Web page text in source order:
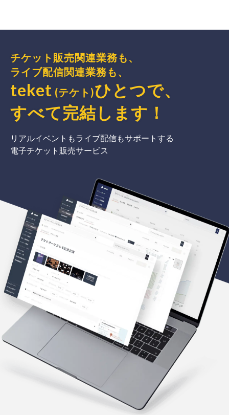
チケット販売関連業務も、
ライブ配信関連業務も、
teket (テケト)ひとつで、
すべて完結 します ！
リアルイベントもライブ配信もサポートする
電子チケット販売サービス